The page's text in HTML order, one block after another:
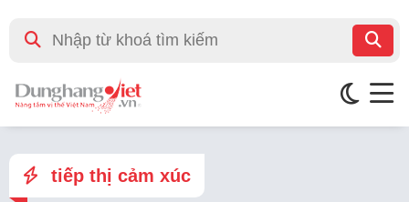
tiếp thị cảm xúc